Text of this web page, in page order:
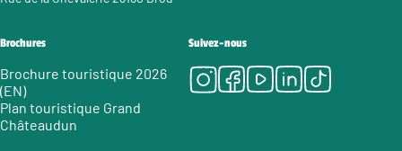
Brochures
Brochure touristique 2026
(EN)
Plan touristique Grand
Châteaudun
Suivez-nous
Instagram
Facebook
Youtube
LinkedIn
Tiktok